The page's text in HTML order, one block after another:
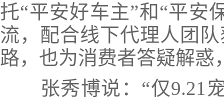
托“平安好车主”和“平安
流，配合线下代理人团
路，也为消费者答疑解惑
张秀博说：“仅9.21宠